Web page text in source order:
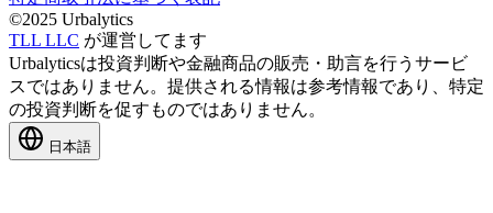
©2025 Urbalytics
TLL LLC が運営してます
Urbalyticsは投資判断や金融商品の販売・助言を行うサービ
スではありません。提供される情報は参考情報であり、特定
の投資判断を促すものではありません。
日本語